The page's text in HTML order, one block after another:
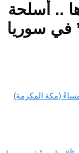
.. أسلحة
في سوريا